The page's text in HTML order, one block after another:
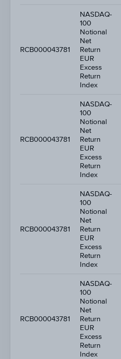
RCB000043781
NASDAQ-
100
Notional
Net
Return
EUR
Excess
Return
Index
RCB000043781
NASDAQ-
100
Notional
Net
Return
EUR
Excess
Return
Index
RCB000043781
NASDAQ-
100
Notional
Net
Return
EUR
Excess
Return
Index
RCB000043781
NASDAQ-
100
Notional
Net
Return
EUR
Excess
Return
Index